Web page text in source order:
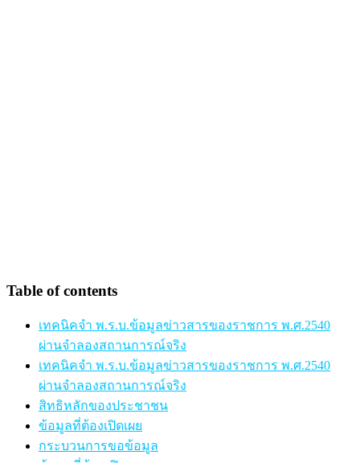
Table of contents
เทคนิคจำ พ.ร.บ.ข้อมูลข่าวสารของราชการ พ.ศ.2540
ผ่านจำลองสถานการณ์จริง
เทคนิคจำ พ.ร.บ.ข้อมูลข่าวสารของราชการ พ.ศ.2540
ผ่านจำลองสถานการณ์จริง
สิทธิหลักของประชาชน
ข้อมูลที่ต้องเปิดเผย
กระบวนการขอข้อมูล